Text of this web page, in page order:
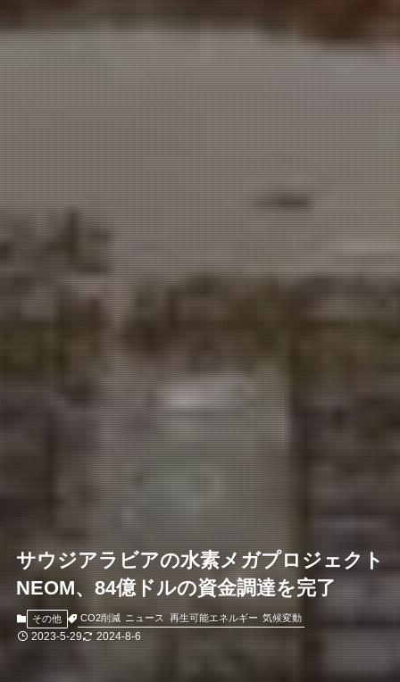
サウジアラビアの水素メガプロジェクト
NEOM、84億ドルの資金調達を完了
その他 CO2削減 ニュース 再生可能エネルギー 気候変動
2023-5-29 2024-8-6